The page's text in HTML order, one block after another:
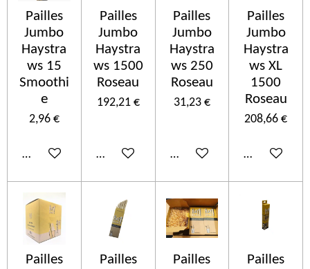
Pailles
Jumbo
Haystra
ws 15
Smoothi
e
2,96 €
Ajouter au panier
Pailles
Jumbo
Haystra
ws 1500
Roseau
192,21 €
Ajouter au panier
Pailles
Jumbo
Haystra
ws 250
Roseau
31,23 €
Ajouter au panier
Pailles
Jumbo
Haystra
ws XL
1500
Roseau
208,66 €
Ajouter au
Pailles
Pailles
Pailles
Pailles